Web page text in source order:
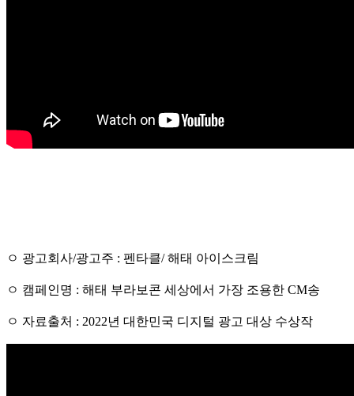
ㅇ 광고회사/광고주 : 펜타클/ 해태 아이스크림
ㅇ 캠페인명 : 해태 부라보콘 세상에서 가장 조용한 CM송
ㅇ 자료출처 : 2022년 대한민국 디지털 광고 대상 수상작